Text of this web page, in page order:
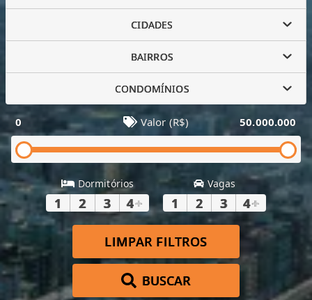
CIDADES
BAIRROS
CONDOMÍNIOS
0 Valor (R$) 50.000.000
Dormitórios
1 2 3 4+
Vagas
1 2 3 4+
LIMPAR FILTROS
BUSCAR